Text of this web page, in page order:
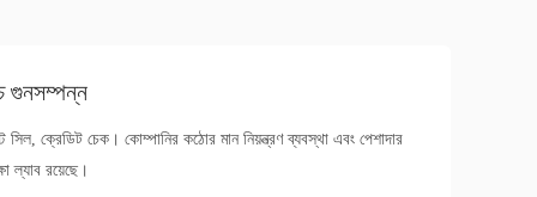
গুনসম্পন্ন
সিল, ক্রেডিট চেক। কোম্পানির কঠোর মান নিয়ন্ত্রণ ব্যবস্থা এবং পেশাদার
ল্যাব রয়েছে।